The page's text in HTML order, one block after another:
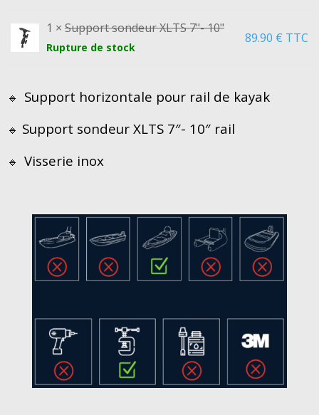
1 × Support sondeur XLTS 7"- 10"
Rupture de stock
89.90 € TTC
🔹 Support horizontale pour rail de kayak
🔹 Support sondeur XLTS 7″- 10″ rail
🔹 Visserie inox